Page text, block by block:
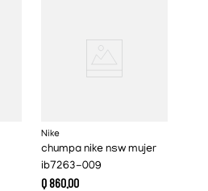
Nike
chumpa nike nsw mujer
ib7263-009
Q860.00